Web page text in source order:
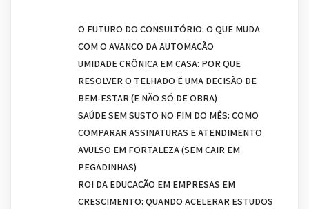
O FUTURO DO CONSULTÓRIO: O QUE MUDA
COM O AVANÇO DA AUTOMAÇÃO
UMIDADE CRÔNICA EM CASA: POR QUE
RESOLVER O TELHADO É UMA DECISÃO DE
BEM-ESTAR (E NÃO SÓ DE OBRA)
SAÚDE SEM SUSTO NO FIM DO MÊS: COMO
COMPARAR ASSINATURAS E ATENDIMENTO
AVULSO EM FORTALEZA (SEM CAIR EM
PEGADINHAS)
ROI DA EDUCAÇÃO EM EMPRESAS EM
CRESCIMENTO: QUANDO ACELERAR ESTUDOS